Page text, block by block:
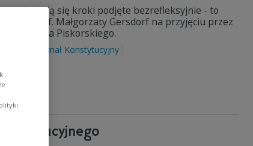
zdarzają się kroki podjęte bezrefleksyjnie - to
SN prof. Małgorzaty Gersdorf na przyjęciu przez
TK Justyna Piskorskiego.
Trybunał Konstytucyjny